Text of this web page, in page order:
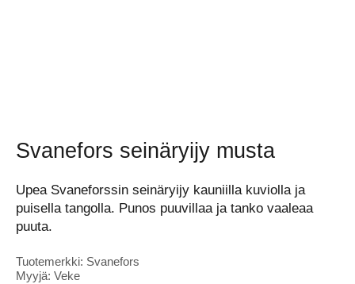
Svanefors seinäryijy musta
Upea Svaneforssin seinäryijy kauniilla kuviolla ja
puisella tangolla. Punos puuvillaa ja tanko vaaleaa
puuta.
Tuotemerkki: Svanefors
Myyjä: Veke